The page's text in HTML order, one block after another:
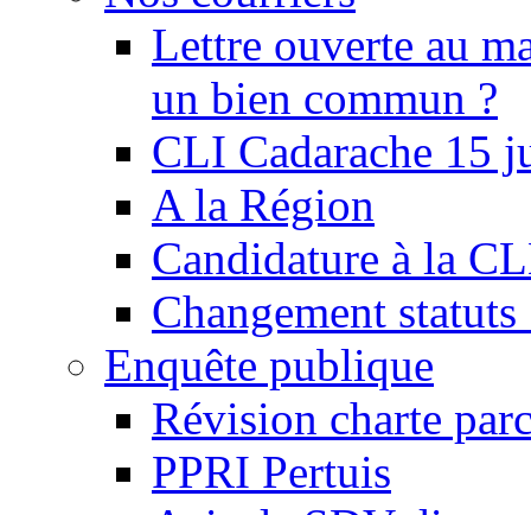
Lettre ouverte au
un bien commun ?
CLI Cadarache 15
A la Région
Candidature à la
Changement
Enquête publique
Révision charte
PPRI Pertuis